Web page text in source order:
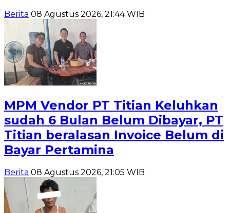
Berita 08 Agustus 2026, 21:44 WIB
MPM Vendor PT Titian Keluhkan
sudah 6 Bulan Belum Dibayar, PT
Titian beralasan Invoice Belum di
Bayar Pertamina
Berita 08 Agustus 2026, 21:05 WIB